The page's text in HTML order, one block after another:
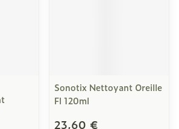
Sonotix Nettoyant Oreille
Fl 120ml
23,60 €